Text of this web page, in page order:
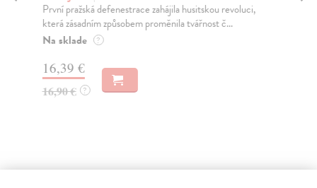
První pražská defenestrace zahájila husitskou revoluci,
která zásadním způsobem proměnila tvářnost č...
Na sklade ?
16,39 €
16,90 € ?